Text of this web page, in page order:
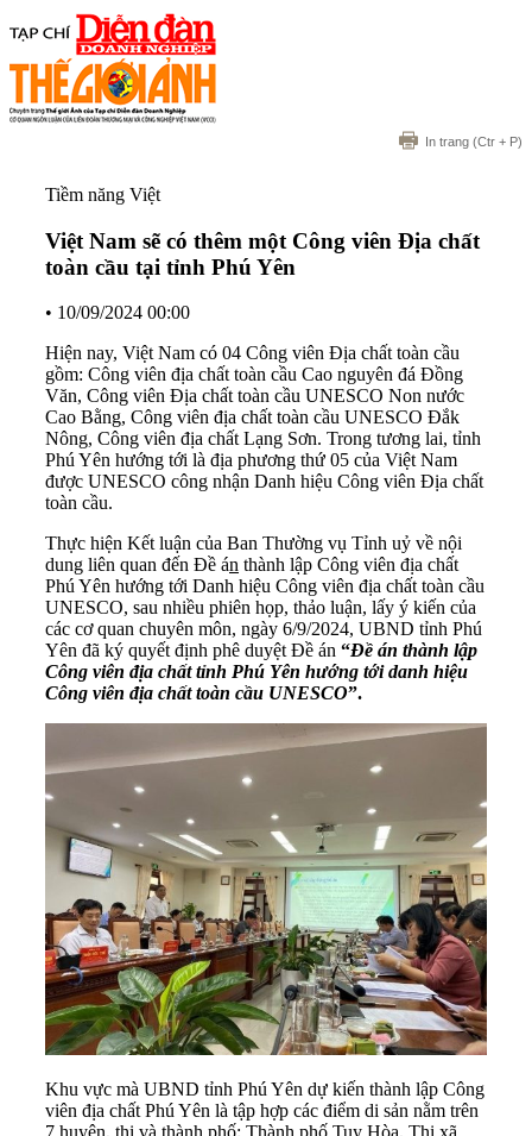
In trang (Ctr + P)
Tiềm năng Việt
Việt Nam sẽ có thêm một Công viên Địa chất
toàn cầu tại tỉnh Phú Yên
• 10/09/2024 00:00
Hiện nay, Việt Nam có 04 Công viên Địa chất toàn cầu
gồm: Công viên địa chất toàn cầu Cao nguyên đá Đồng
Văn, Công viên Địa chất toàn cầu UNESCO Non nước
Cao Bằng, Công viên địa chất toàn cầu UNESCO Đắk
Nông, Công viên địa chất Lạng Sơn. Trong tương lai, tỉnh
Phú Yên hướng tới là địa phương thứ 05 của Việt Nam
được UNESCO công nhận Danh hiệu Công viên Địa chất
toàn cầu.
Thực hiện Kết luận của Ban Thường vụ Tỉnh uỷ về nội
dung liên quan đến Đề án thành lập Công viên địa chất
Phú Yên hướng tới Danh hiệu Công viên địa chất toàn cầu
UNESCO, sau nhiều phiên họp, thảo luận, lấy ý kiến của
các cơ quan chuyên môn, ngày 6/9/2024, UBND tỉnh Phú
Yên đã ký quyết định phê duyệt Đề án “Đề án thành lập
Công viên địa chất tỉnh Phú Yên hướng tới danh hiệu
Công viên địa chất toàn cầu UNESCO”.
Khu vực mà UBND tỉnh Phú Yên dự kiến thành lập Công
viên địa chất Phú Yên là tập hợp các điểm di sản nằm trên